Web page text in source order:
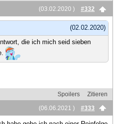
(03.02.2020 )
#332
(02.02.2020)
die ich mich seid sieben
Spoilers
Zitieren
(06.06.2021 )
#333